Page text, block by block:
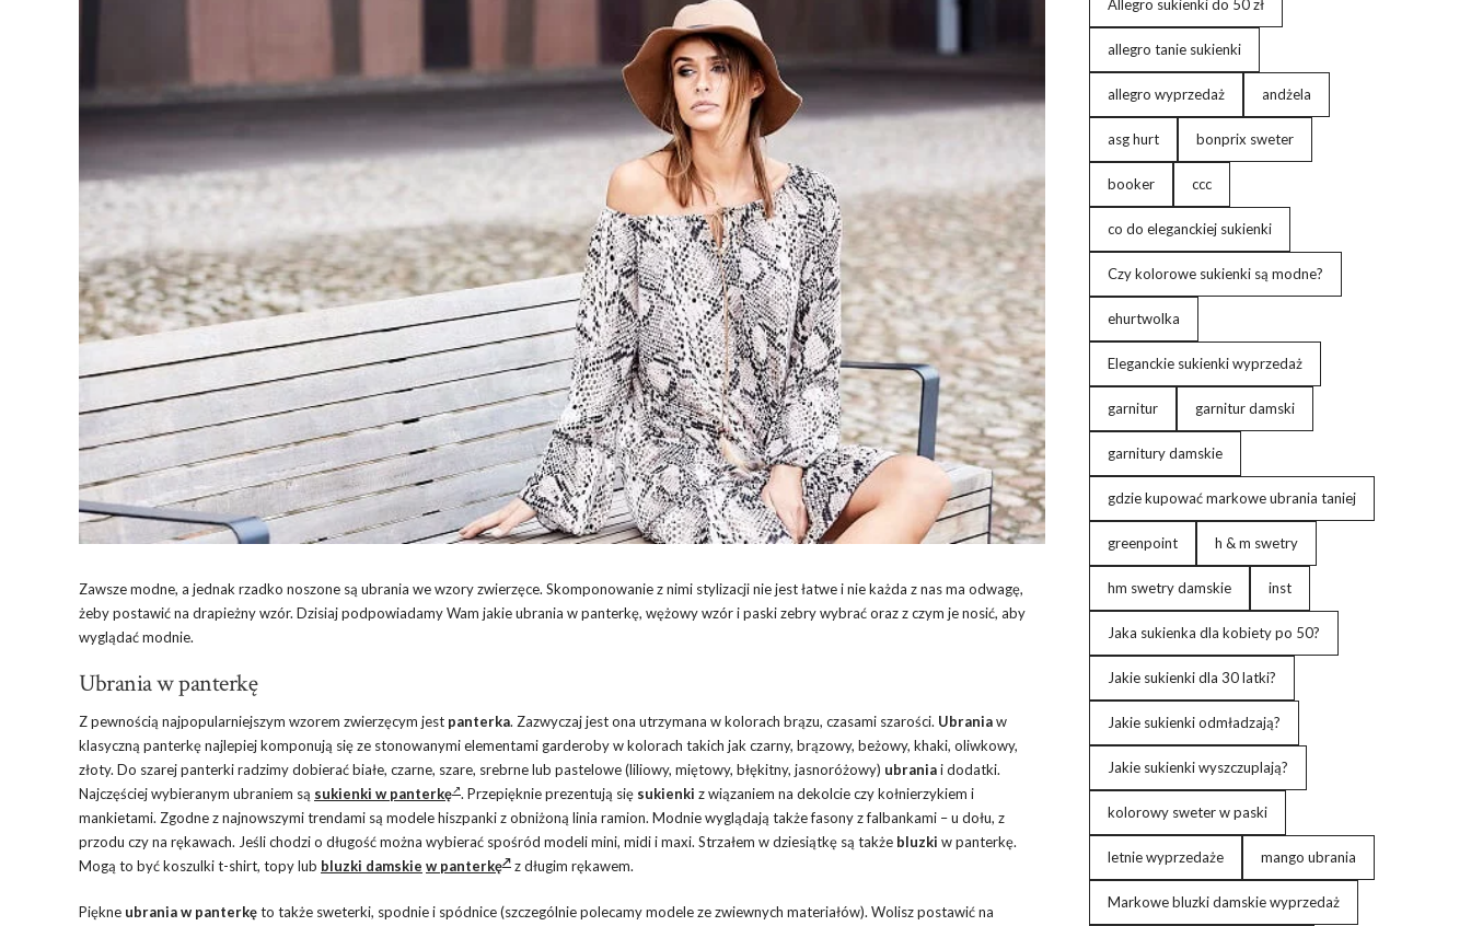
Zawsze modne, a jednak rzadko noszone są ubrania we wzory zwierzęce. Skomponowanie z nimi stylizacji nie jest łatwe i nie każda z nas ma odwagę,
żeby postawić na drapieżny wzór. Dzisiaj podpowiadamy Wam jakie ubrania w panterkę, wężowy wzór i paski zebry wybrać oraz z czym je nosić, aby
wyglądać modnie.
Ubrania w panterkę
Z pewnością najpopularniejszym wzorem zwierzęcym jest panterka. Zazwyczaj jest ona utrzymana w kolorach brązu, czasami szarości. Ubraniaw
klasyczną panterkę najlepiej komponują się ze stonowanymi elementami garderoby w kolorach takich jak czarny, brązowy, beżowy, khaki, oliwkowy,
złoty. Do szarej panterki radzimy dobierać białe, czarne, szare, srebrne lub pastelowe (liliowy, miętowy, błękitny, jasnoróżowy) ubraniai dodatki.
Najczęściej wybieranym ubraniem są sukienki w panterkę . Przepięknie prezentują się sukienki z wiązaniem na dekolcie czy kołnierzykiem i
mankietami. Zgodne z najnowszymi trendami są modele hiszpanki z obniżoną linia ramion. Modnie wyglądają także fasony z falbankami – u dołu, z
przodu czy na rękawach. Jeśli chodzi o długość można wybierać spośród modeli mini, midi i maxi. Strzałem w dziesiątkę są także bluzki w panterkę.
Mogą to być koszulki t-shirt, topy lub bluzki damskie w panterkę z długim rękawem.
Piękne ubrania w panterkęto także sweterki, spodnie i spódnice (szczególnie polecamy modele ze zwiewnych materiałów). Wolisz postawić na
Allegro sukienki do 50 zł
allegro tanie sukienki
allegro wyprzedaż andżela
asg hurt bonprix sweter
booker ccc
co do eleganckiej sukienki
Czy kolorowe sukienki są modne?
ehurtwolka
Eleganckie sukienki wyprzedaż
garnitur garnitur damski
garnitury damskie
gdzie kupować markowe ubrania taniej
greenpoint h & m swetry
hm swetry damskie inst
Jaka sukienka dla kobiety po 50?
Jakie sukienki dla 30 latki?
Jakie sukienki odmładzają?
Jakie sukienki wyszczuplają?
kolorowy sweter w paski
letnie wyprzedaże mango ubrania
Markowe bluzki damskie wyprzedaż